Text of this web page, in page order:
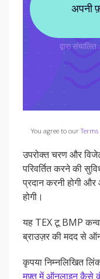
You agree to ourTerms
उपरोक्त चरण और
परिवर्तित करने की
प्रदान करनी होगी
होगी।
यह TEX टू BMP
ब्राउज़र की मदद से
कृपया निम्नलिखित
मुफ़्त में ऑनलाइन कैसे